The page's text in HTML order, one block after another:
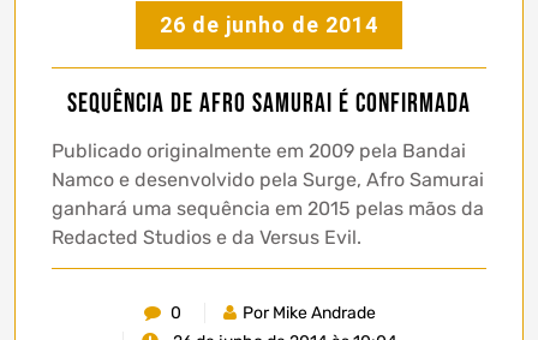
26 de junho de 2014
Sequência de Afro Samurai é confirmada
Publicado originalmente em 2009 pela Bandai
Namco e desenvolvido pela Surge, Afro Samurai
ganhará uma sequência em 2015 pelas mãos da
Redacted Studios e da Versus Evil.
0
Por Mike Andrade